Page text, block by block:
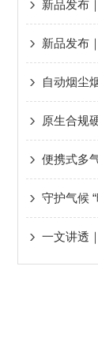
新品发布
自动烟尘
便携式多